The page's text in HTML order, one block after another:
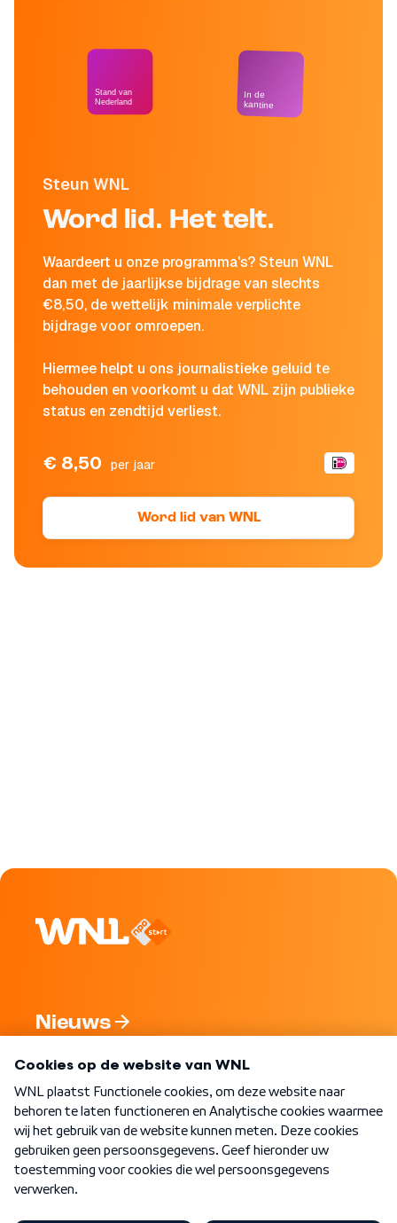
Steun WNL
Word lid. Het telt.
Waardeert u onze programma's? Steun WNL
dan met de jaarlijkse bijdrage van slechts
€8,50, de wettelijk minimale verplichte
bijdrage voor omroepen.
Hiermee helpt u ons journalistieke geluid te
behouden en voorkomt u dat WNL zijn publieke
status en zendtijd verliest.
€ 8,50 per jaar
Word lid van WNL
Stand van
Nederland
In de
kantine
Nieuws
Nieuwsbrief
Word Lid